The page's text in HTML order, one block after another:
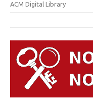
ACM Digital Library